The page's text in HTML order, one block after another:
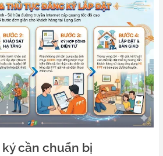
cần chuẩn bị